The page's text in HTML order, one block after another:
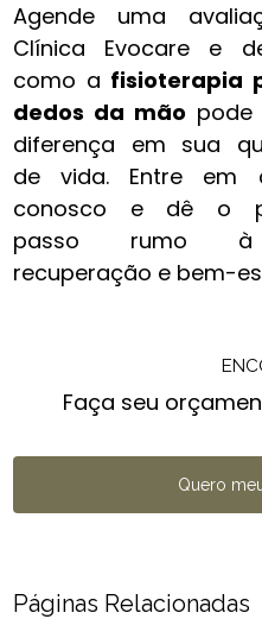
Agende uma
Clínica Evocare e
como a fisioterapia
dedos da mão​
diferença em sua
de vida. Entre em
conosco e dê o
passo rumo
recuperação e bem-
Faça seu
Quero
Páginas Relacionadas